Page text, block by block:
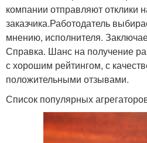
компании отправляют отклики
заказчика.Работодатель
мнению, исполнителя.
Справка. Шанс на получение
с хорошим рейтингом, с
положительными отзывами.
Список популярных